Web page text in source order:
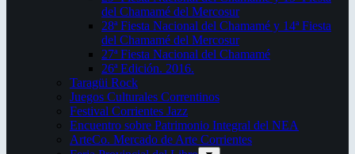
del Chamamé del Mercosur
28ª Fiesta Nacional del Chamamé y 14ª Fiesta
del Chamamé del Mercosur
27ª Fiesta Nacional del Chamamé
26ª Edición. 2016.
Taragüi Rock
Juegos Culturales Correntinos
Festival Corrientes Jazz
Encuentro sobre Patrimonio Integral del NEA
ArteCo. Mercado de Arte Corrientes